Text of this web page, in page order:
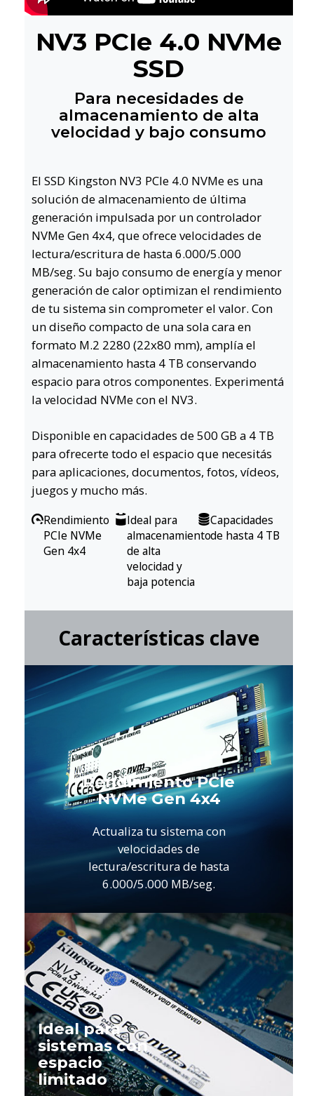
NV3 PCIe 4.0 NVMe
SSD
Para necesidades de
almacenamiento de alta
velocidad y bajo consumo
El SSD Kingston NV3 PCIe 4.0 NVMe es una
solución de almacenamiento de última
generación impulsada por un controlador
NVMe Gen 4x4, que ofrece velocidades de
lectura/escritura de hasta 6.000/5.000
MB/seg. Su bajo consumo de energía y menor
generación de calor optimizan el rendimiento
de tu sistema sin comprometer el valor. Con
un diseño compacto de una sola cara en
formato M.2 2280 (22x80 mm), amplía el
almacenamiento hasta 4 TB conservando
espacio para otros componentes. Experimentá
la velocidad NVMe con el NV3.
Disponible en capacidades de 500 GB a 4 TB
para ofrecerte todo el espacio que necesitás
para aplicaciones, documentos, fotos, vídeos,
juegos y mucho más.
Rendimiento
PCIe NVMe
Gen 4x4
Ideal para
almacenamiento
de alta
velocidad y
baja potencia
Capacidades
de hasta 4 TB
Características clave
Rendimiento PCIe
NVMe Gen 4x4
Actualiza tu sistema con
velocidades de
lectura/escritura de hasta
6.000/5.000 MB/seg.
Ideal para
sistemas con
espacio
limitado